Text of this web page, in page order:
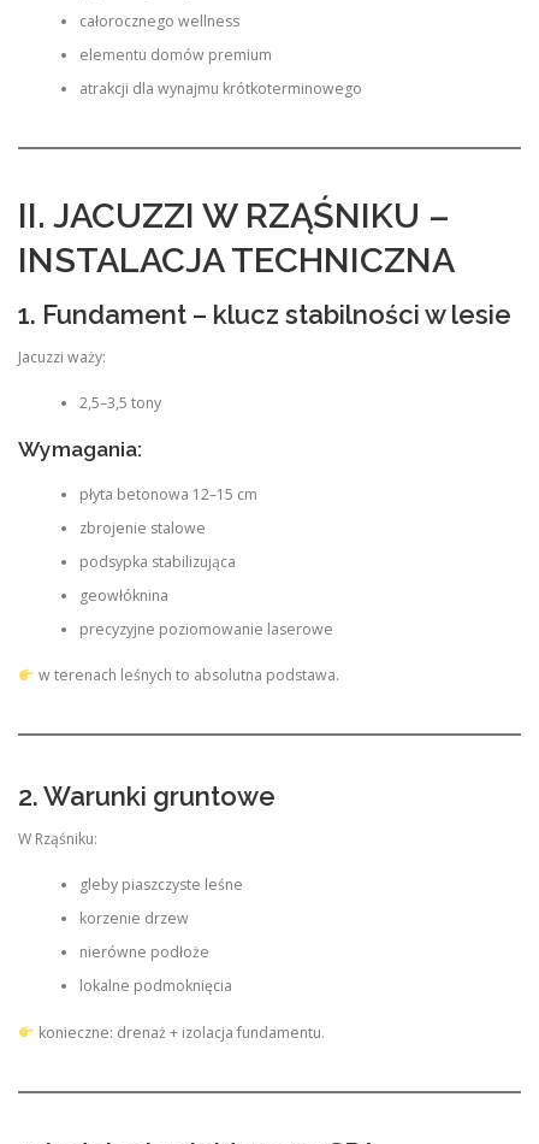
całorocznego wellness
elementu domów premium
atrakcji dla wynajmu krótkoterminowego
II. JACUZZI W RZĄŚNIKU –
INSTALACJA TECHNICZNA
1. Fundament – klucz stabilności w lesie
Jacuzzi waży:
2,5–3,5 tony
Wymagania:
płyta betonowa 12–15 cm
zbrojenie stalowe
podsypka stabilizująca
geowłóknina
precyzyjne poziomowanie laserowe
w terenach leśnych to absolutna podstawa.
2. Warunki gruntowe
W Rząśniku:
gleby piaszczyste leśne
korzenie drzew
nierówne podłoże
lokalne podmoknięcia
konieczne: drenaż + izolacja fundamentu.